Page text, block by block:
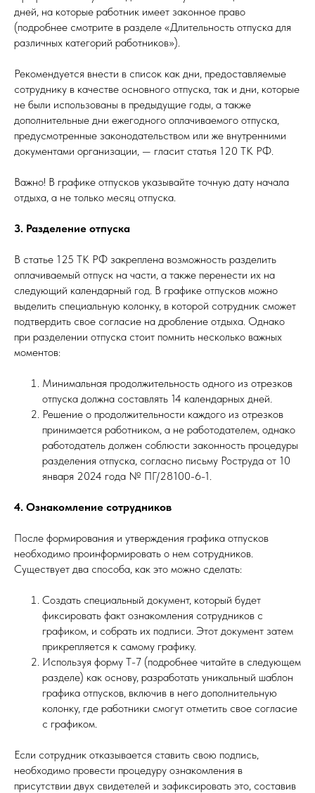
дней, на которые работник имеет законное право
(подробнее смотрите в разделе «Длительность отпуска для
различных категорий работников»).
Рекомендуется внести в список как дни, предоставляемые
сотруднику в качестве основного отпуска, так и дни, которые
не были использованы в предыдущие годы, а также
дополнительные дни ежегодного оплачиваемого отпуска,
предусмотренные законодательством или же внутренними
документами организации, — гласит статья 120 ТК РФ.
Важно! В графике отпусков указывайте точную дату начала
отдыха, а не только месяц отпуска.
3. Разделение отпуска
В статье 125 ТК РФ закреплена возможность разделить
оплачиваемый отпуск на части, а также перенести их на
следующий календарный год. В графике отпусков можно
выделить специальную колонку, в которой сотрудник сможет
подтвердить свое согласие на дробление отдыха. Однако
при разделении отпуска стоит помнить несколько важных
моментов:
Минимальная продолжительность одного из отрезков
отпуска должна составлять 14 календарных дней.
Решение о продолжительности каждого из отрезков
принимается работником, а не работодателем, однако
работодатель должен соблюсти законность процедуры
разделения отпуска, согласно письму Роструда от 10
января 2024 года № ПГ/28100-6-1.
4. Ознакомление сотрудников
После формирования и утверждения графика отпусков
необходимо проинформировать о нем сотрудников.
Существует два способа, как это можно сделать:
Создать специальный документ, который будет
фиксировать факт ознакомления сотрудников с
графиком, и собрать их подписи. Этот документ затем
прикрепляется к самому графику.
Используя форму Т-7 (подробнее читайте в следующем
разделе) как основу, разработать уникальный шаблон
графика отпусков, включив в него дополнительную
колонку, где работники смогут отметить свое согласие
с графиком.
Если сотрудник отказывается ставить свою подпись,
необходимо провести процедуру ознакомления в
присутствии двух свидетелей и зафиксировать это, составив